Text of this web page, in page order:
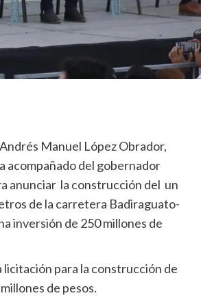
Manuel López Obrador,
acompañado del gobernador
anunciar la construcción del un
de la carretera Badiraguato-
inversión de 250 millones de
licitación para la construcción de
de pesos.